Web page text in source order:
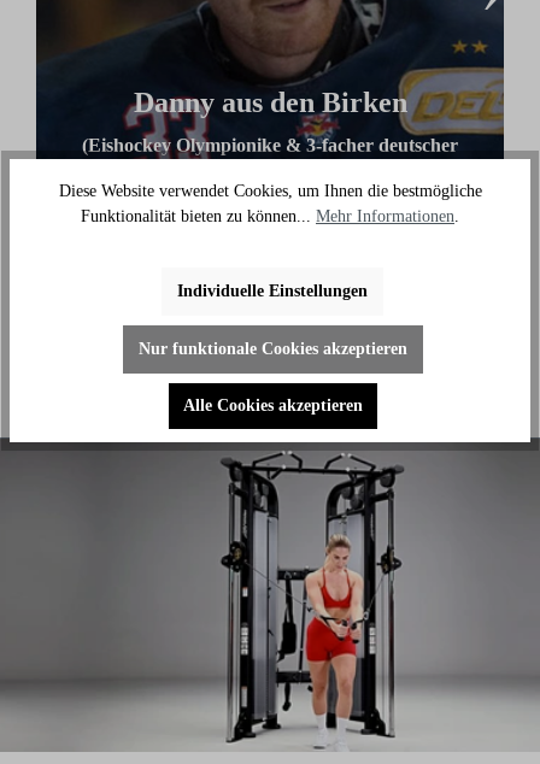
Danny aus den Birken
(Eishockey Olympionike & 3-facher deutscher
"Ich benutze das Bike jeden Tag und es hilft mir
Diese Website verwendet Cookies, um Ihnen die bestmögliche
Funktionalität bieten zu können... Mehr Informationen
Individuelle Einstellungen
Nur funktionale Cookies akzeptieren
Alle Cookies akzeptieren